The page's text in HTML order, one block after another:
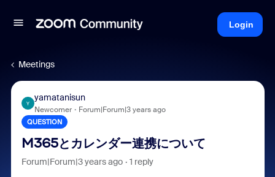
Login
Meetings
Y
yamatanisun
Newcomer Forum|Forum|3 years ago
QUESTION
M365とカレンダー連携について
Forum|Forum|3 years ago 1 reply